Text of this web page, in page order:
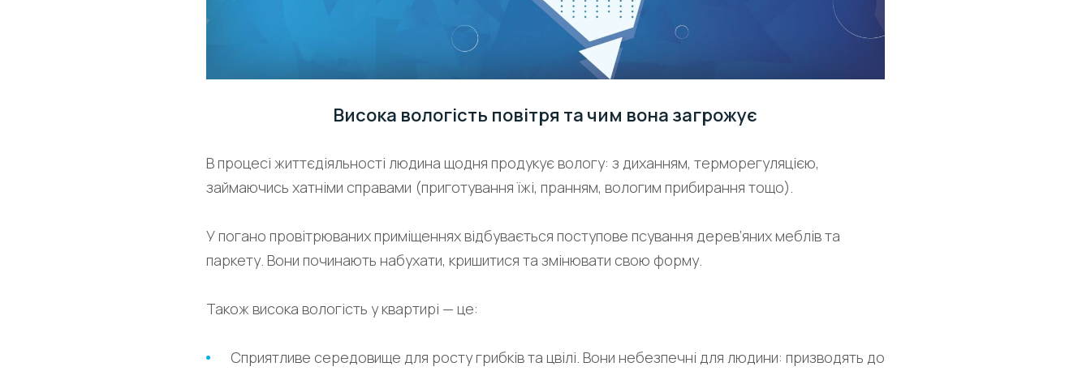
Висока вологість повітря та чим вона загрожує
В процесі життєдіяльності людина щодня продукує вологу: з диханням, терморегуляцією,
займаючись хатніми справами (приготування їжі, пранням, вологим прибирання тощо).
У погано провітрюваних приміщеннях відбувається поступове псування дерев’яних меблів та
паркету. Вони починають набухати, кришитися та змінювати свою форму.
Також висока вологість у квартирі — це:
Сприятливе середовище для росту грибків та цвілі. Вони небезпечні для людини: призводять до